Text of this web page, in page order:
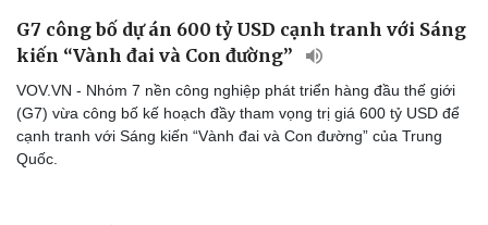
G7 công bố dự án 600 tỷ USD cạnh tranh với Sáng
kiến “Vành đai và Con đường”
VOV.VN - Nhóm 7 nền công nghiệp phát triển hàng đầu thế giới
(G7) vừa công bố kế hoạch đầy tham vọng trị giá 600 tỷ USD để
cạnh tranh với Sáng kiến “Vành đai và Con đường” của Trung
Quốc.